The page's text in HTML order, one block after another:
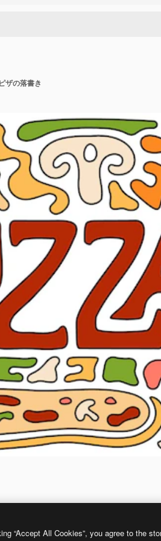
ザの落書き
“Accept All Cookies”, you agree to the